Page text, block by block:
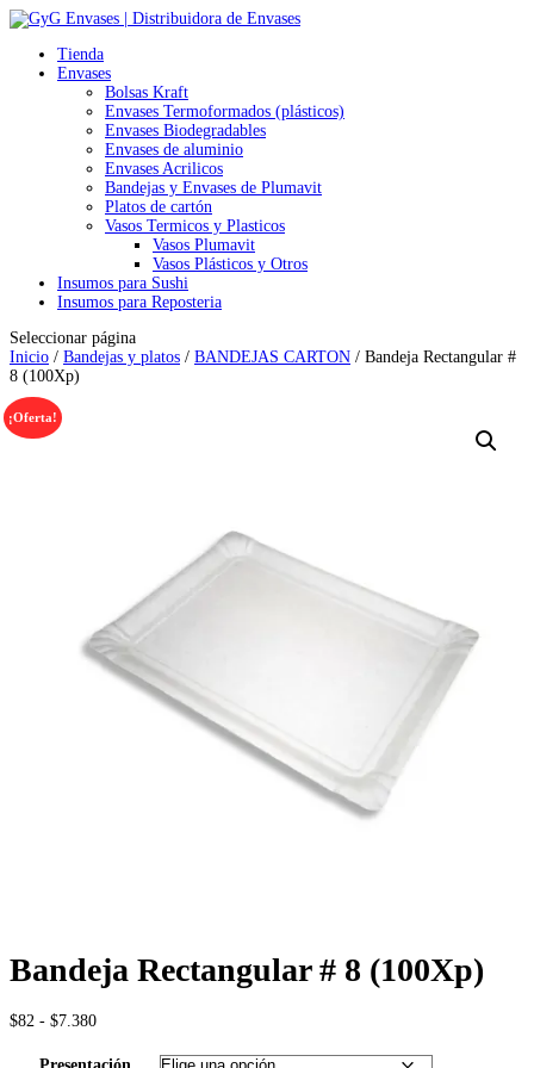
Tienda
Envases
Bolsas Kraft
Envases Termoformados (plásticos)
Envases Biodegradables
Envases de aluminio
Envases Acrilicos
Bandejas y Envases de Plumavit
Platos de cartón
Vasos Termicos y Plasticos
Vasos Plumavit
Vasos Plásticos y Otros
Insumos para Sushi
Insumos para Reposteria
Seleccionar página
Inicio / Bandejas y platos / BANDEJAS CARTON / Bandeja Rectangular #
8 (100Xp)
¡Oferta!
Bandeja Rectangular # 8 (100Xp)
$82 - $7.380Rango
precios: